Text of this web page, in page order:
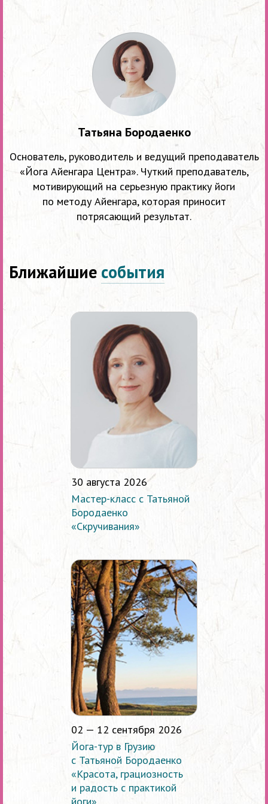
Татьяна Бородаенко
Основатель, руководитель и ведущий преподаватель
«Йога Айенгара Центра». Чуткий преподаватель,
мотивирующий на серьезную практику йоги
по методу Айенгара, которая приносит
потрясающий результат.
Ближайшие события
30 августа 2026
Мастер-класс с Татьяной
Бородаенко
«Скручивания»
02 — 12 сентября 2026
Йога-тур в Грузию
с Татьяной Бородаенко
«Красота, грациозность
и радость с практикой